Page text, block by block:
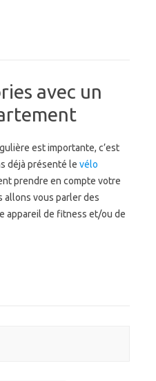
avec un
est importante, c’est
déjà présenté le vélo
prendre en compte votre
allons vous parler des
appareil de fitness et/ou de